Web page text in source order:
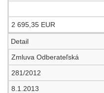
2 695,35 EUR
Detail
Zmluva Odberateľská
281/2012
8.1.2013